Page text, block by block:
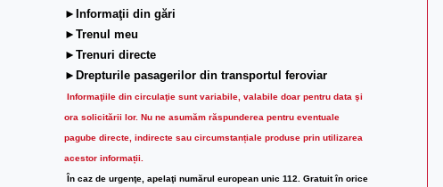
►Informaţii din gări
►Trenul meu
►Trenuri directe
►Drepturile pasagerilor din transportul feroviar
Informaţiile din circulaţie sunt variabile, valabile doar pentru data şi
ora solicitării lor. Nu ne asumăm răspunderea pentru eventuale
pagube directe, indirecte sau circumstanțiale produse prin utilizarea
acestor informații.
În caz de urgenţe, apelaţi numărul european unic 112. Gratuit în orice